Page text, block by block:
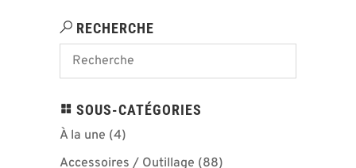
RECHERCHE
SOUS-CATÉGORIES
À la une (4)
Accessoires / Outillage (88)